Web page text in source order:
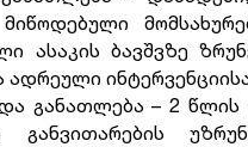
ასაკის ბავშვზე
ადრეული
განათლება – 2 წლის
განვითარების